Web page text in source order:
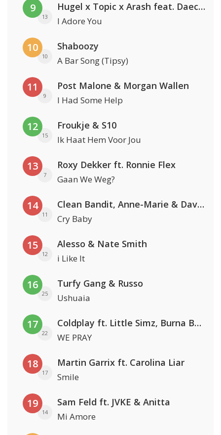
9
13
Hugel x Topic x Arash feat. Daecolm
I Adore You
10
10
Shaboozy
A Bar Song (Tipsy)
11
9
Post Malone & Morgan Wallen
I Had Some Help
12
15
Froukje & S10
Ik Haat Hem Voor Jou
13
7
Roxy Dekker ft. Ronnie Flex
Gaan We Weg?
14
11
Clean Bandit, Anne-Marie & David Guetta
Cry Baby
15
12
Alesso & Nate Smith
i Like It
16
25
Turfy Gang & Russo
Ushuaia
17
22
Coldplay ft. Little Simz, Burna Boy, Elyanna & Tini
WE PRAY
18
17
Martin Garrix ft. Carolina Liar
Smile
19
14
Sam Feld ft. JVKE & Anitta
Mi Amore